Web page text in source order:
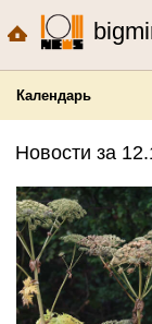
Календарь
Новости за